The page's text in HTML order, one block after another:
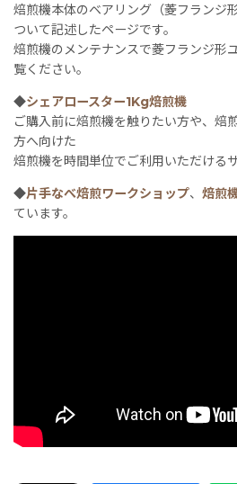
焙煎機本体のベアリング（菱フランジ
ついて記述したページです。
焙煎機のメンテナンスで菱フランジ形
覧ください。
◆シェアロースター1Kg焙煎機
ご購入前に焙煎機を触りたい方や、焙
方へ向けた
焙煎機を時間単位でご利用いただける
◆片手なべ焙煎ワークショップ、 焙煎
ています。